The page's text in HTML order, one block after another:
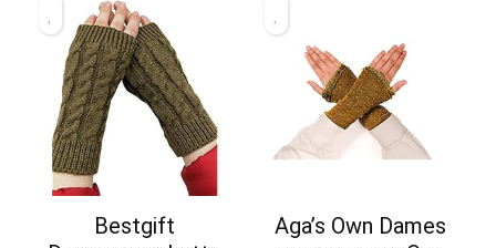
Bestgift
Aga’s Own Dames